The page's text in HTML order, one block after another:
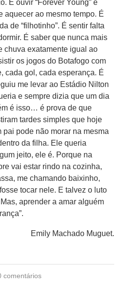
É ouvir “Forever Young” e
aquecer ao mesmo tempo. É
de “filhotinho”. É sentir falta
É saber que nunca mais
chuva exatamente igual ao
os jogos do Botafogo com
cada gol, cada esperança. É
me levar ao Estádio Nilton
e sempre dizia que um dia
é isso… é prova de que
tardes simples que hoje
pode não morar na mesma
da filha. Ele queria
jeito, ele é. Porque na
vai estar rindo na cozinha,
me chamando baixinho,
tocar nele. E talvez o luto
aprender a amar alguém
Emily Machado Muguet.
comentários